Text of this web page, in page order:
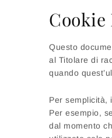
Cookie
Questo
al Titolare di
quando
Per semplicità,
Per esempio,
dal momento